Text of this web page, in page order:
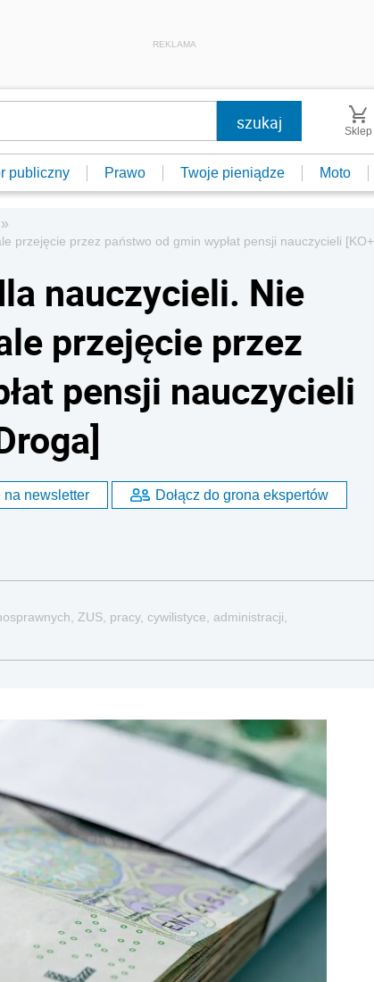
REKLAMA
Sklep
publiczny Prawo Twoje pieniądze Moto
»
przejęcie przez państwo od gmin wypłat pensji nauczycieli
nauczycieli. Nie
przejęcie przez
pensji nauczycieli
na newsletter Dołącz do grona ekspertów
ZUS, pracy, cywilistyce, administracji,